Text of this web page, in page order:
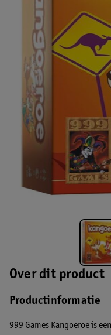
Over dit product
Productinformatie
999 Games Kangoeroe is